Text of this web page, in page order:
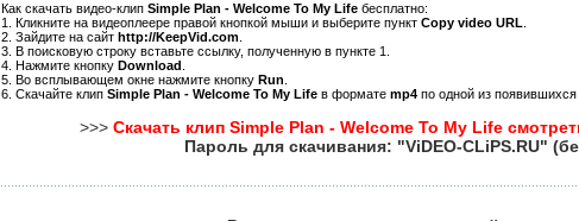
Как скачать видео-клип Simple Plan - Welcome To My Life бесплатно:
1. Кликните на видеоплеере правой кнопкой мыши и выберите пункт Copy video URL
2. Зайдите на сайт http://KeepVid.com
3. В поисковую строку вставьте ссылку, полученную в пункте 1.
4. Нажмите кнопку Download
5. Во всплывающем окне нажмите кнопку Run
6. Скачайте клип Simple Plan - Welcome To My Life в формате mp4 по одной из появившихся
>>> Скачать клип Simple Plan - Welcome To My Life
Пароль для скачивания: "ViDEO-CLiPS.RU"